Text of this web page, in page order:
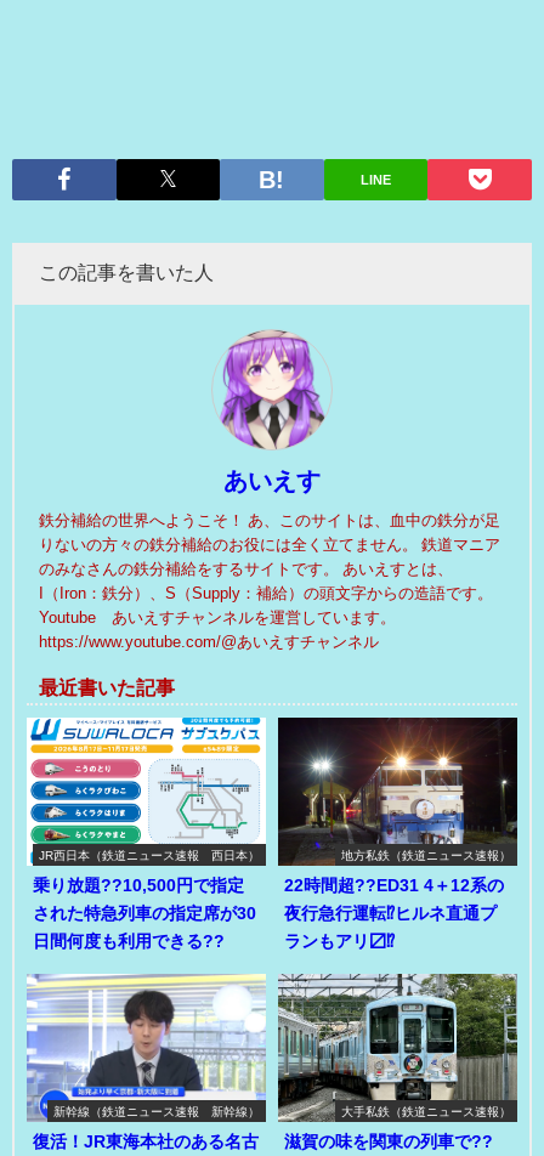
LINE
この記事を書いた人
あいえす
鉄分補給の世界へようこそ！ あ、このサイトは、血中の鉄分が足
りないの方々の鉄分補給のお役には全く立てません。 鉄道マニア
のみなさんの鉄分補給をするサイトです。 あいえすとは、
I（Iron：鉄分）、S（Supply：補給）の頭文字からの造語です。
Youtube あいえすチャンネルを運営しています。
https://www.youtube.com/@あいえすチャンネル
最近書いた記事
JR西日本（鉄道ニュース速報 西日本）
乗り放題??10,500円で指定
された特急列車の指定席が30
日間何度も利用できる??
地方私鉄（鉄道ニュース速報）
22時間超??ED31 4＋12系の
夜行急行運転⁉ヒルネ直通プ
ランもアリ〼⁉
新幹線（鉄道ニュース速報 新幹線）
復活！JR東海本社のある名古
大手私鉄（鉄道ニュース速報）
滋賀の味を関東の列車で??